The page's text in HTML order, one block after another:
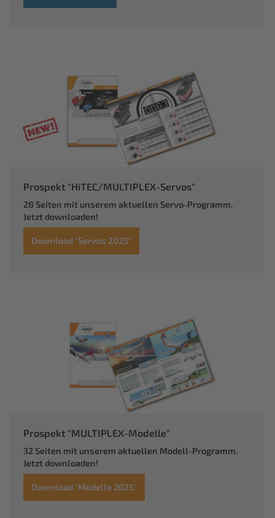
Prospekt "HiTEC/MULTIPLEX-Servos"
28 Seiten mit unserem aktuellen Servo-Programm.
Jetzt downloaden!
Download "Servos 2025"
Prospekt "MULTIPLEX-Modelle"
32 Seiten mit unserem aktuellen Modell-Programm.
Jetzt downloaden!
Download "Modelle 2025"